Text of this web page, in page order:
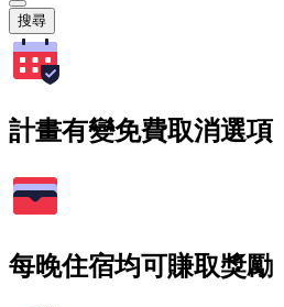
搜尋
計畫有變免費取消選項
每晚住宿均可賺取獎勵